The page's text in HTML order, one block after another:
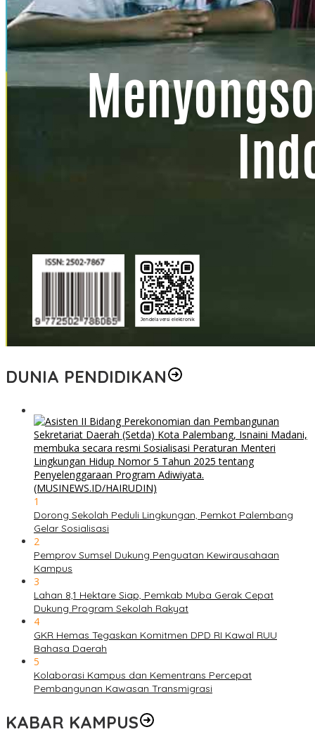
DUNIA PENDIDIKAN
1
Dorong Sekolah Peduli Lingkungan, Pemkot Palembang
Gelar Sosialisasi
2
Pemprov Sumsel Dukung Penguatan Kewirausahaan
Kampus
3
Lahan 8,1 Hektare Siap, Pemkab Muba Gerak Cepat
Dukung Program Sekolah Rakyat
4
GKR Hemas Tegaskan Komitmen DPD RI Kawal RUU
Bahasa Daerah
5
Kolaborasi Kampus dan Kementrans Percepat
Pembangunan Kawasan Transmigrasi
KABAR KAMPUS